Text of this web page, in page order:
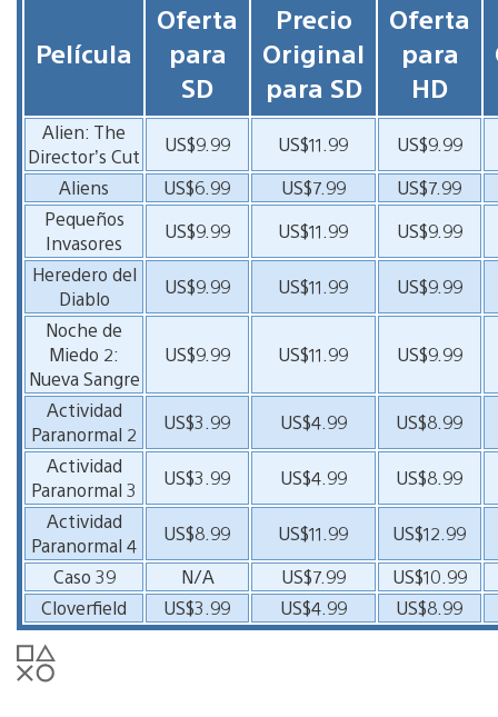
Película
Oferta
para
SD
Precio
Original
para SD
Oferta
para
HD
Alien: The
Director’s Cut
US$9.99 US$11.99
US$9.99
Aliens
US$6.99 US$7.99
US$7.99
Pequeños
Invasores
US$9.99 US$11.99
US$9.99
Heredero del
Diablo
US$9.99 US$11.99
US$9.99
Noche de
Miedo 2:
Nueva Sangre
US$9.99 US$11.99 US$9.99
Actividad
Paranormal 2
US$3.99 US$4.99
US$8.99
Actividad
Paranormal 3
US$3.99 US$4.99
US$8.99
Actividad
Paranormal 4
US$8.99 US$11.99
US$12.99
Caso 39
N/A US$7.99
US$10.99
Cloverfield
US$3.99 US$4.99 US$8.99